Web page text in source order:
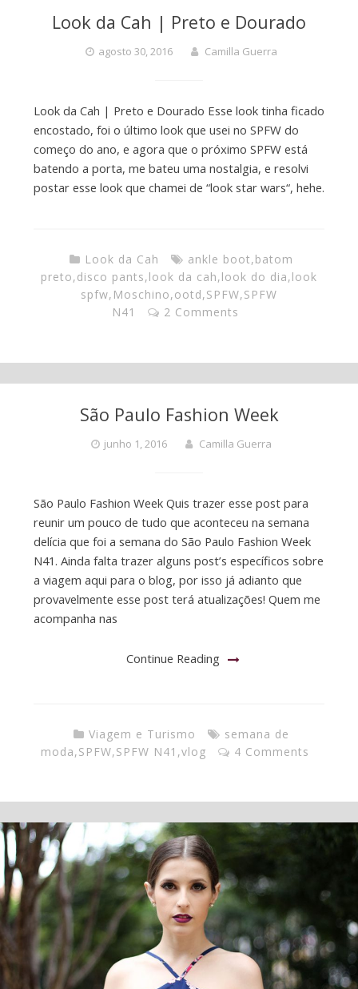
Look da Cah | Preto e Dourado
agosto 30, 2016 Camilla Guerra
Look da Cah | Preto e Dourado Esse look tinha ficado
encostado, foi o último look que usei no SPFW do
começo do ano, e agora que o próximo SPFW está
batendo a porta, me bateu uma nostalgia, e resolvi
postar esse look que chamei de “look star wars“, hehe.
Look da Cah ankle boot,batom
preto,disco pants,look da cah,look do dia,look
spfw, Moschino,ootd,SPFW,SPFW
N41
2 Comments
São Paulo Fashion Week
junho 1, 2016 Camilla Guerra
São Paulo Fashion Week Quis trazer esse post para
reunir um pouco de tudo que aconteceu na semana
delícia que foi a semana do São Paulo Fashion Week
N41. Ainda falta trazer alguns post’s específicos sobre
a viagem aqui para o blog, por isso já adianto que
provavelmente esse post terá atualizações! Quem me
acompanha nas
Continue Reading
Viagem e Turismo
semana de
moda,SPFW,SPFW N41 ,vlog 4 Comments